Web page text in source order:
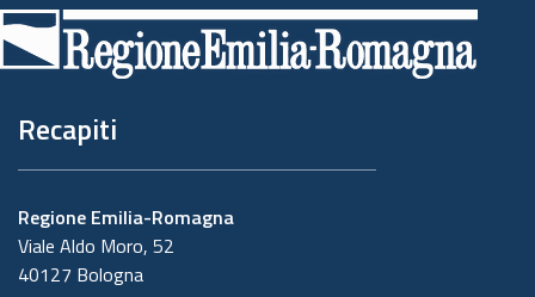
di
pagina
Recapiti
Regione Emilia-Romagna
Viale Aldo Moro, 52
40127 Bologna